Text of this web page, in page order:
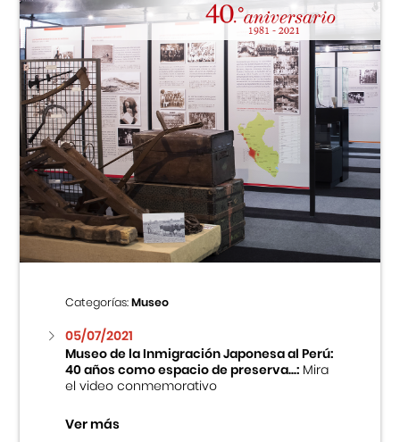
Categorías:Museo
05/07/2021
Museo de la Inmigración Japonesa al Perú:
40 años como espacio de preserva...:Mira
el video conmemorativo
Ver más